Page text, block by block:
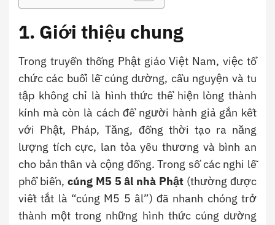
1. Giới thiệu chung
Trong truyền thống Phật giáo Việt Nam, việc tổ
chức các buổi lễ cúng dường, cầu nguyện và tu
tập không chỉ là hình thức thể hiện lòng thành
kính mà còn là cách để người hành giả gắn kết
với Phật, Pháp, Tăng, đồng thời tạo ra năng
lượng tích cực, lan tỏa yêu thương và bình an
cho bản thân và cộng đồng. Trong số các nghi lễ
phổ biến, cúng M5 5 âl nhà Phật (thường được
viết tắt là “cúng M5 5 âl”) đã nhanh chóng trở
thành một trong những hình thức cúng dường